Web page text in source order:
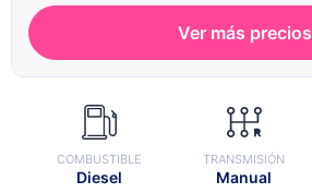
Ver más precios
COMBUSTIBLE
Diesel
TRANSMISIÓN
Manual